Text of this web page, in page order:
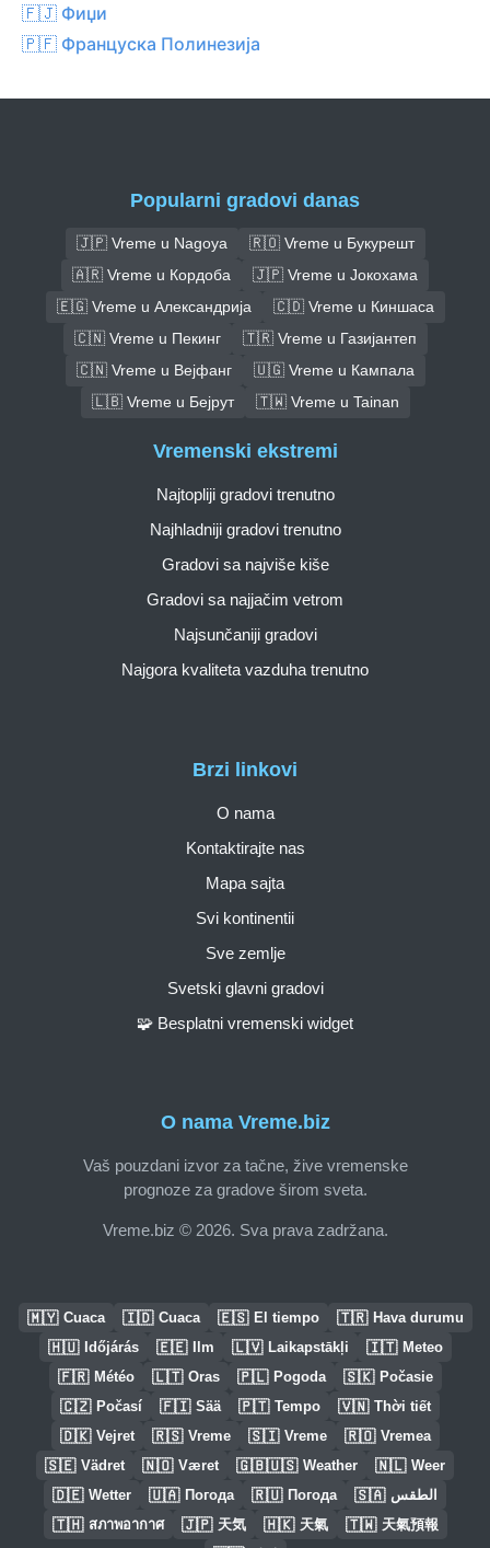
🇫🇯 Фиџи
🇵🇫 Француска Полинезија
Popularni gradovi danas
🇯🇵 Vreme u Nagoya
🇷🇴 Vreme u Букурешт
🇦🇷 Vreme u Кордоба
🇯🇵 Vreme u Јокохама
🇪🇬 Vreme u Александрија
🇨🇩 Vreme u Киншаса
🇨🇳 Vreme u Пекинг
🇹🇷 Vreme u Газијантеп
🇨🇳 Vreme u Вејфанг
🇺🇬 Vreme u Кампала
🇱🇧 Vreme u Бејрут
🇹🇼 Vreme u Tainan
O nama Vreme.biz
Vaš pouzdani izvor za tačne, žive vremenske
prognoze za gradove širom sveta.
Vreme.biz © 2026. Sva prava zadržana.
Brzi linkovi
O nama
Kontaktirajte nas
Mapa sajta
Svi kontinentii
Sve zemlje
Svetski glavni gradovi
🧩 Besplatni vremenski widget
Vremenski ekstremi
Najtopliji gradovi trenutno
Najhladniji gradovi trenutno
Gradovi sa najviše kiše
Gradovi sa najjačim vetrom
Najsunčaniji gradovi
Najgora kvaliteta vazduha trenutno
🇲🇾 Cuaca 🇮🇩 Cuaca 🇪🇸 El tiempo 🇹🇷 Hava durumu
🇭🇺 Időjárás 🇪🇪 Ilm 🇱🇻 Laikapstākļi 🇮🇹 Meteo
🇫🇷 Météo 🇱🇹 Oras 🇵🇱 Pogoda 🇸🇰 Počasie
🇨🇿 Počasí 🇫🇮 Sää 🇵🇹 Tempo 🇻🇳 Thời tiết
🇩🇰 Vejret 🇷🇸 Vreme 🇸🇮 Vreme 🇷🇴 Vremea
🇸🇪 Vädret 🇳🇴 Været 🇬🇧🇺🇸 Weather 🇳🇱 Weer
🇩🇪 Wetter 🇺🇦 Погода 🇷🇺 Погода 🇸🇦 الطقس
🇹🇭 สภาพอากาศ 🇯🇵 天気 🇭🇰 天氣 🇹🇼 天氣預報